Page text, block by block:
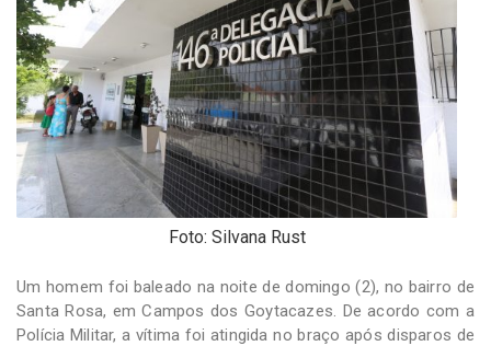
por
Hesea
Tecnologia
Sistemas
Foto: Silvana Rust
Um homem foi baleado na noite de domingo (2), no bairro de
Santa Rosa, em Campos dos Goytacazes. De acordo com a
Polícia Militar, a vítima foi atingida no braço após disparos de